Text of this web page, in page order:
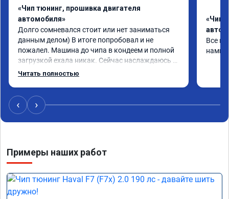
«Чип тюнинг, прошивка двигателя
автомобиля»
Долго сомневался стоит или нет заниматься
данным делом) В итоге попробовал и не
пожалел. Машина до чипа в кондеем и полной
загрузкой ехала никак. Сейчас наслаждаюсь
каждой поездкой. Цену озвучили сразу и она
на мой авто. По окончанию выдают
сертификат с гарантией и скидкой на
последующие обращения. Итогом доволен.
№ A010992 от 14.11.2025
Читать полностью
«Чип
Все
‹ ›
Примеры наших работ